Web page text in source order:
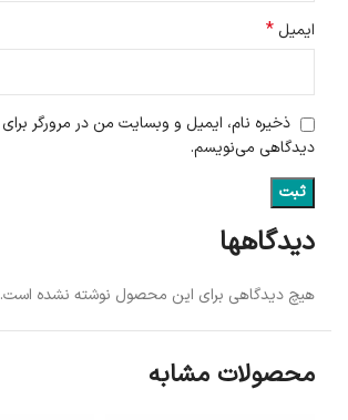
دیدگاهها
هیچ دیدگاهی برای این محصول نوشته نشده است.
ایمیل*
ذخیره نام، ایمیل و وبسایت من در مرورگر برای
دیدگاهی می‌نویسم.
محصولات مشابه